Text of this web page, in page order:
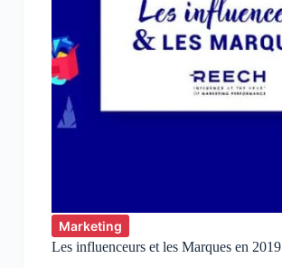
Marketing
Les influenceurs et les Marques en 2019